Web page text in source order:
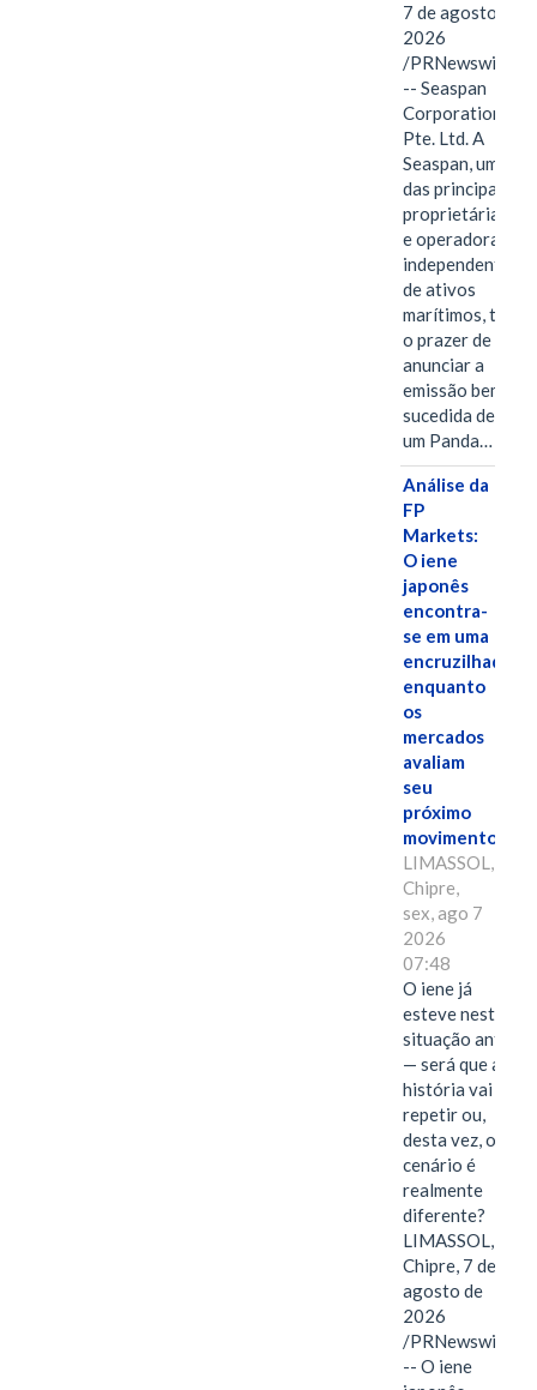
7 de agosto de
2026
/PRNewswire/
-- Seaspan
Corporation
Pte. Ltd. A
Seaspan, uma
das principais
proprietárias
e operadoras
independentes
de ativos
marítimos, tem
o prazer de
anunciar a
emissão bem-
sucedida de
um Panda…
Análise da
FP
Markets:
O iene
japonês
encontra-
se em uma
encruzilhada
enquanto
os
mercados
avaliam
seu
próximo
movimento.
LIMASSOL,
Chipre,
sex, ago 7
2026
07:48
O iene já
esteve nesta
situação antes
— será que a
história vai se
repetir ou,
desta vez, o
cenário é
realmente
diferente?
LIMASSOL,
Chipre, 7 de
agosto de
2026
/PRNewswire/
-- O iene